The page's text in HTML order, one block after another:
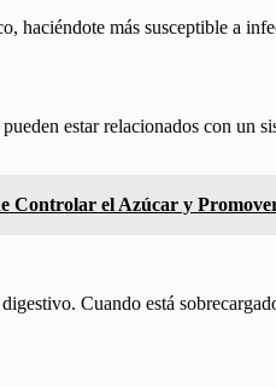
más susceptible a
estar relacionados con un
Controlar el Azúcar y
Cuando está